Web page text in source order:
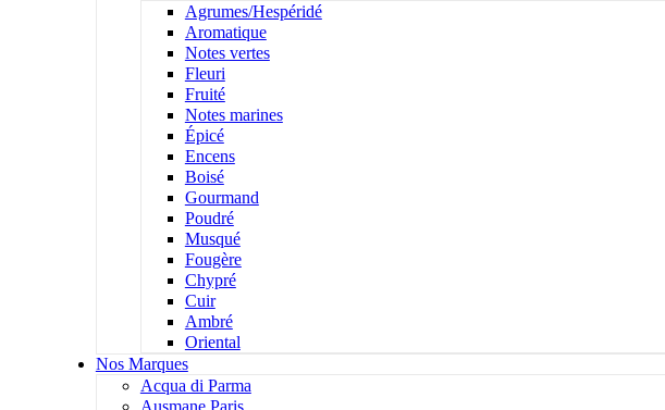
Agrumes/Hespéridé
Aromatique
Notes vertes
Fleuri
Fruité
Notes marines
Épicé
Encens
Boisé
Gourmand
Poudré
Musqué
Fougère
Chypré
Cuir
Ambré
Oriental
Nos Marques
Acqua di Parma
Ausmane Paris